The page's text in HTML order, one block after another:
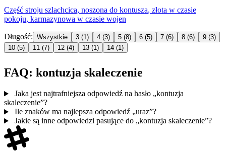
Część stroju szlachcica, noszona do kontusza, złota w czasie
pokoju, karmazynowa w czasie wojen
Długość: Wszystkie 3 (1) 4 (3) 5 (8) 6 (5) 7 (6) 8 (6) 9 (3)
10 (5) 11 (7) 12 (4) 13 (1) 14 (1)
FAQ: kontuzja skaleczenie
Jaka jest najtrafniejsza odpowiedź na hasło „kontuzja
skaleczenie”?
Ile znaków ma najlepsza odpowiedź „uraz”?
Jakie są inne odpowiedzi pasujące do „kontuzja skaleczenie”?